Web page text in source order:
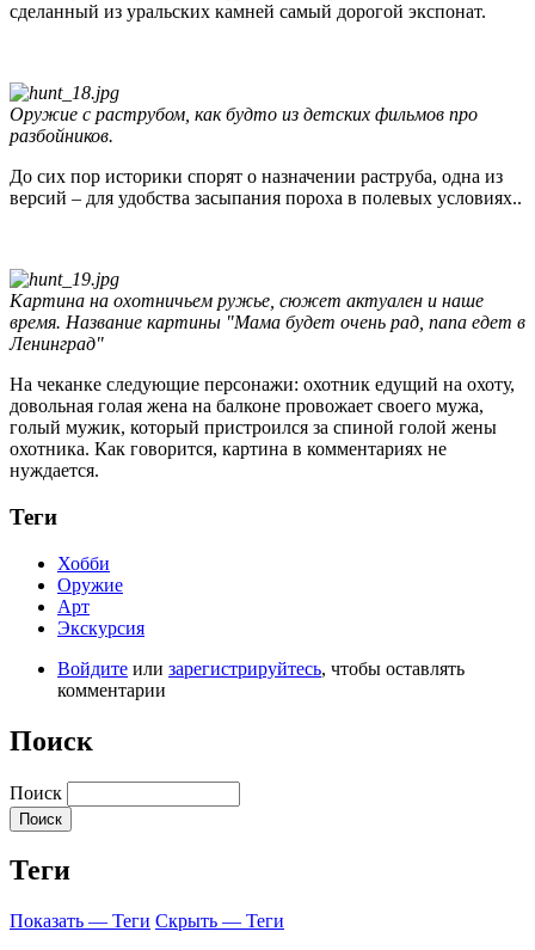
сделанный из уральских камней самый дорогой экспонат.
Оружие с раструбом, как будто из детских фильмов про
разбойников.
До сих пор историки спорят о назначении раструба, одна из
версий – для удобства засыпания пороха в полевых условиях..
Картина на охотничьем ружье, сюжет актуален и наше
время. Название картины "Мама будет очень рад, папа едет в
Ленинград"
На чеканке следующие персонажи: охотник едущий на охоту,
довольная голая жена на балконе провожает своего мужа,
голый мужик, который пристроился за спиной голой жены
охотника. Как говорится, картина в комментариях не
нуждается.
Теги
Хобби
Оружие
Арт
Экскурсия
Войдите или зарегистрируйтесь, чтобы оставлять
комментарии
Поиск
Поиск
Теги
Показать — Теги Скрыть — Теги